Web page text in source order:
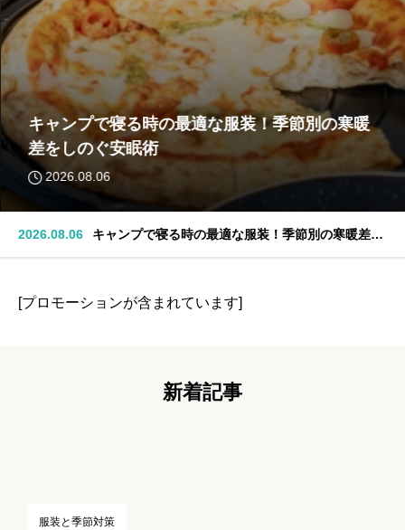
キャンプで寝る時の最適な服装！季節別の寒暖
差をしのぐ安眠術
2026.08.06
2026.08.06 キャンプで寝る時の最適な服装！季節別の寒暖差を
[プロモーションが含まれています]
新着記事
服装と季節対策